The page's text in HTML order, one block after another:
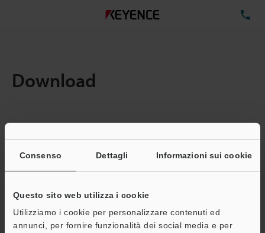
Consenso Dettagli Informazioni sui cookie
Questo sito web utilizza i cookie
Utilizziamo i cookie per personalizzare contenuti ed
annunci, per fornire funzionalità dei social media e per
Download
Quantita: 1Dimensioni file totali:0.05MB
Indirizzo e-mail (obbligatorio)